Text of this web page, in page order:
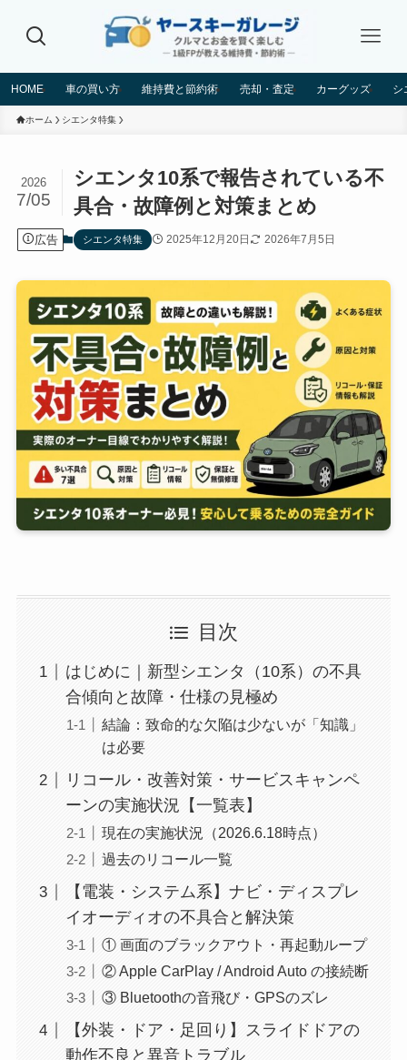
HOME 車の買い方 維持費と節約術 売却・査定 カーグッズ シ
ホーム シエンタ特集
シエンタ10系で報告されている不
具合・故障例と対策まとめ
2026
7/05
広告 シエンタ特集 2025年12月20日 2026年7月5日
目次
はじめに｜新型シエンタ（10系）の不具
合傾向と故障・仕様の見極め
結論：致命的な欠陥は少ないが「知識」
は必要
リコール・改善対策・サービスキャンペ
ーンの実施状況【一覧表】
現在の実施状況（2026.6.18時点）
過去のリコール一覧
【電装・システム系】ナビ・ディスプレ
イオーディオの不具合と解決策
① 画面のブラックアウト・再起動ループ
② Apple CarPlay / Android Auto の接続断
③ Bluetoothの音飛び・GPSのズレ
【外装・ドア・足回り】スライドドアの
動作不良と異音トラブル